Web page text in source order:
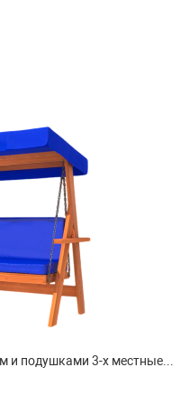
и подушками 3-х местные...